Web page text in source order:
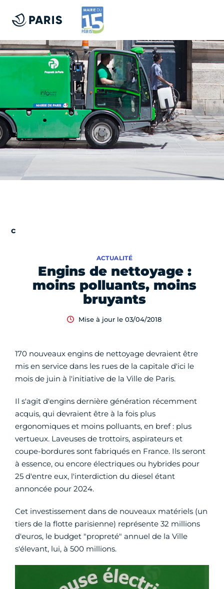
Engins de nettoyage :
moins polluants, moins
bruyants
ACTUALITÉ
Mise à jour le 03/04/2018
170 nouveaux engins de nettoyage devraient être
mis en service dans les rues de la capitale d'ici le
mois de juin à l'initiative de la Ville de Paris.
Il s'agit d'engins dernière génération récemment
acquis, qui devraient être à la fois plus
ergonomiques et moins polluants, en bref : plus
vertueux. Laveuses de trottoirs, aspirateurs et
coupe-bordures sont fabriqués en France. Ils seront
à essence, ou encore électriques ou hybrides pour
25 d'entre eux, l'interdiction du diesel étant
annoncée pour 2024.
Cet investissement dans de nouveaux matériels (un
tiers de la flotte parisienne) représente 32 millions
d'euros, le budget "propreté" annuel de la Ville
s'élevant, lui, à 500 millions.